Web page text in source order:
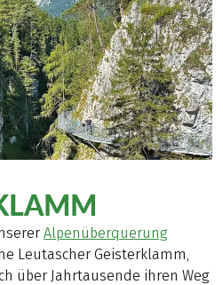
Alpenüberquerung
Leutascher Geisterklamm,
über Jahrtausende ihren Weg